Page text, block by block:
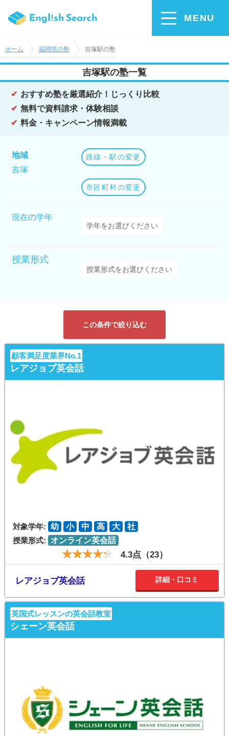
MENU
ホーム 福岡県の塾 吉塚駅の塾
吉塚駅の塾一覧
おすすめ塾を厳選紹介！じっくり比較
無料で資料請求・体験相談
料金・キャンペーン情報満載
地域
吉塚
路線・駅の変更
市区町村の変更
現在の学年
授業形式
この条件で絞り込む
顧客満足度業界No.1
レアジョブ英会話
対象学年: 幼 小 中 高 大
社
授業形式:
オンライン英会話
4.3点（23）
レアジョブ英会話 詳細・口コミ
英国式レッスンの英会話教室
シェーン英会話